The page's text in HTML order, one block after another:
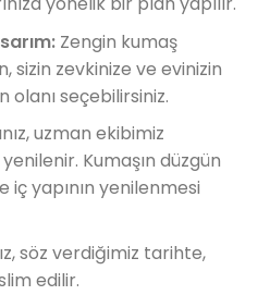
Zengin kumaş
sizin zevkinize ve evinizin
seçebilirsiniz.
uzman ekibimiz
Kumaşın düzgün
iç yapının yenilenmesi
söz verdiğimiz tarihte,
edilir.